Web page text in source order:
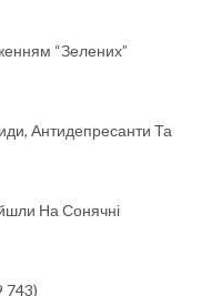
“зелених”
Антидепресанти Та
На Сонячні
743)